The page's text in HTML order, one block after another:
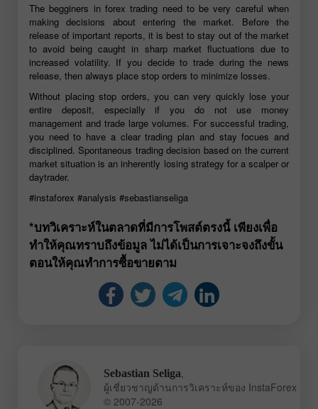
The begginers in forex trading need to be very careful when
making decisions about entering the market. Before the
release of important reports, it is best to stay out of the market
to avoid being caught in sharp market fluctuations due to
increased volatility. If you decide to trade during the news
release, then always place stop orders to minimize losses.
Without placing stop orders, you can very quickly lose your
entire deposit, especially if you do not use money
management and trade large volumes. For successful trading,
you need to have a clear trading plan and stay focues and
disciplined. Spontaneous trading decision based on the current
market situation is an inherently losing strategy for a scalper or
daytrader.
#instaforex #analysis #sebastianseliga
*บทวิเคราะห์ในตลาดที่มีการโพสต์ตรงนี้ เพียงเพื่อ
ทำให้คุณทราบถึงข้อมูล ไม่ได้เป็นการเจาะจงถึงขั้น
ตอนให้คุณทำการซื้อขายตาม
Sebastian Seliga
ผู้เชี่ยวชาญด้านการวิเคราะห์ของ InstaForex
© 2007-2026